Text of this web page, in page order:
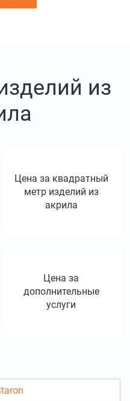
из
Цена за квадратный
метр изделий из
акрила
Цена за
дополнительные
услуги